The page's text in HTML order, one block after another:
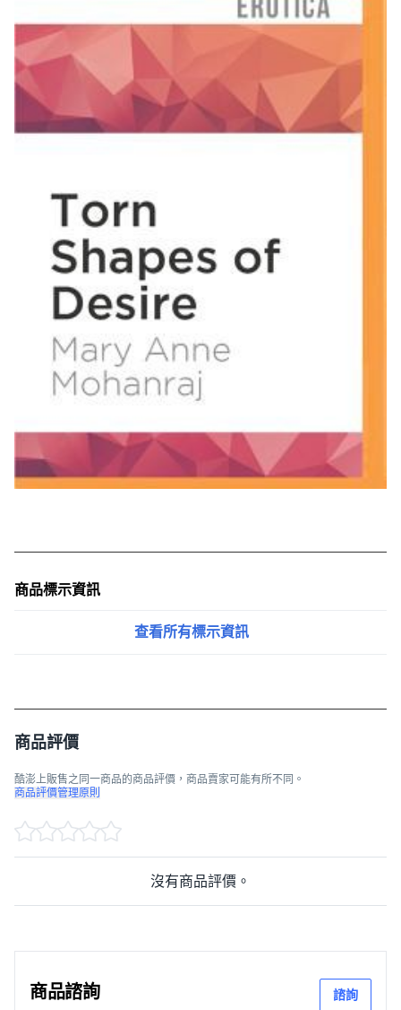
商品標示資訊
查看所有標示資訊
商品評價
酷澎上販售之同一商品的商品評價，商品賣家可能有所不同。
商品評價管理原則
沒有商品評價。
商品諮詢 諮詢